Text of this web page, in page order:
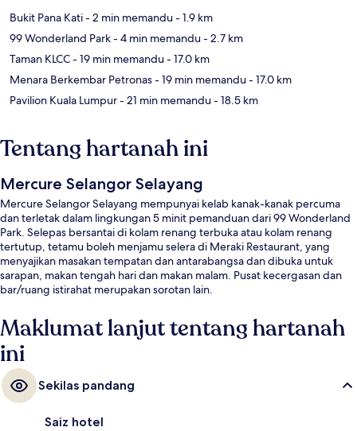
Bukit Pana Kati- 2 min memandu- 1.9 km
99 Wonderland Park- 4 min memandu- 2.7 km
Taman KLCC- 19 min memandu- 17.0 km
Menara Berkembar Petronas- 19 min memandu- 17.0 km
Pavilion Kuala Lumpur- 21 min memandu- 18.5 km
Tentang hartanah ini
Mercure Selangor Selayang
Mercure Selangor Selayang mempunyai kelab kanak-kanak percuma
dan terletak dalam lingkungan 5 minit pemanduan dari 99 Wonderland
Park. Selepas bersantai di kolam renang terbuka atau kolam renang
tertutup, tetamu boleh menjamu selera di Meraki Restaurant, yang
menyajikan masakan tempatan dan antarabangsa dan dibuka untuk
sarapan, makan tengah hari dan makan malam. Pusat kecergasan dan
bar/ruang istirahat merupakan sorotan lain.
Maklumat lanjut tentang hartanah
ini
Sekilas pandang
Saiz hotel